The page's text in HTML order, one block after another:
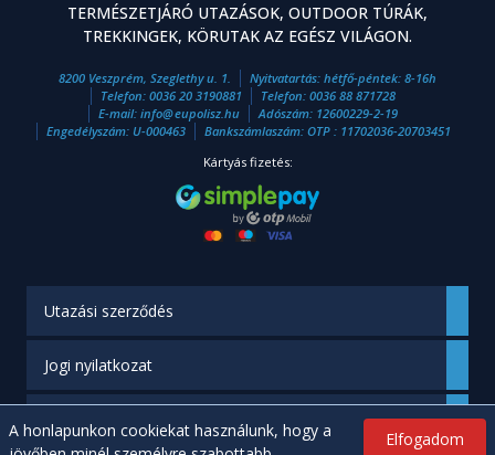
TERMÉSZETJÁRÓ UTAZÁSOK, OUTDOOR TÚRÁK,
TREKKINGEK, KÖRUTAK AZ EGÉSZ VILÁGON.
8200 Veszprém, Szeglethy u. 1.
Nyitvatartás: hétfő-péntek: 8-16h
Telefon: 0036 20 3190881 Telefon: 0036 88 871728
E-mail: info@eupolisz.hu
Adószám: 12600229-2-19
Engedélyszám: U-000463
Bankszámlaszám: OTP : 11702036-20703451
Kártyás fizetés:
Utazási szerződés
Jogi nyilatkozat
Elfogadom
A honlapunkon cookiekat használunk, hogy a